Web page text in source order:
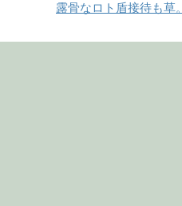
露骨なロト盾接待も草。